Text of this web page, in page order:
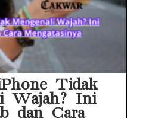
Tidak
Wajah? Ini
dan Cara